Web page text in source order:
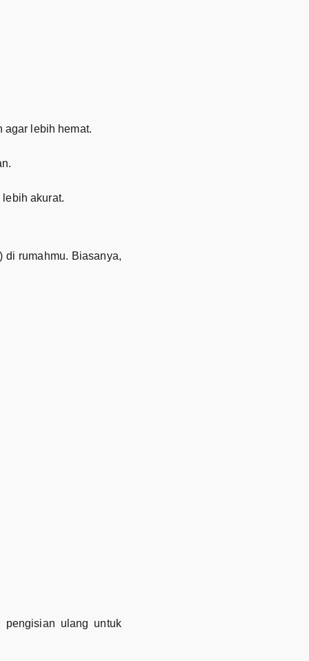
agar lebih hemat.
akurat.
di rumahmu. Biasanya,
ulang untuk